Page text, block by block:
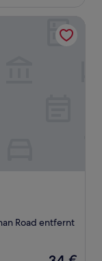
Road entfernt
Der